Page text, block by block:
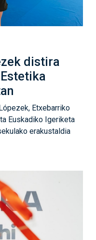
distira
Etxebarriko
Euskadiko Igeriketa
erakustaldia